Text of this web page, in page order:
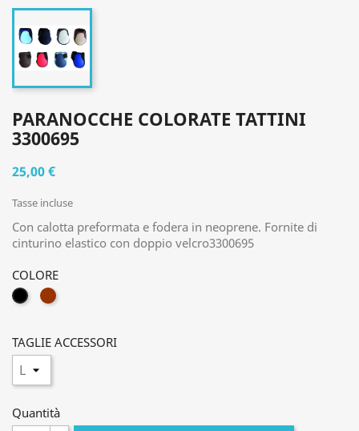
PARANOCCHE COLORATE TATTINI
3300695
25,00 €
Tasse incluse
Con calotta preformata e fodera in neoprene. Fornite di
cinturino elastico con doppio velcro3300695
COLORE
NEROMARRONE
TAGLIE ACCESSORI
Quantità